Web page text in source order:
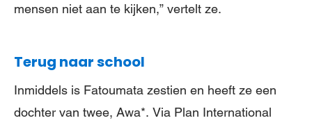
mensen niet aan te kijken,” vertelt ze.
Terug naar school
Inmiddels is Fatoumata zestien en heeft ze een
dochter van twee, Awa*. Via Plan International